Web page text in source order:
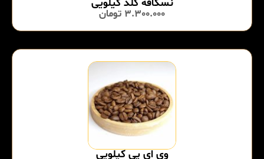
نسکافه گلد کیلویی
3.300.000 تومان
وی ای پی کیلویی